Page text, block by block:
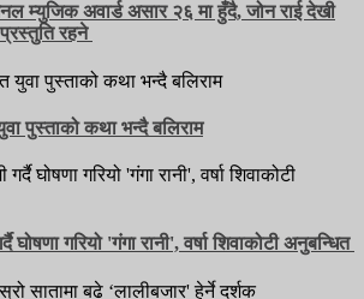
म्युजिक अवार्ड असार २६ मा हुँदै, जोन राई देखी
रहने
पुस्ताको कथा भन्दै बलिराम
गरियो 'गंगा रानी', वर्षा शिवाकोटी अनुबन्धित